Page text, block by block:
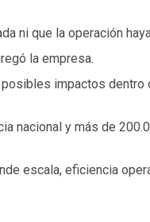
ni que la operación
la empresa.
impactos dentro
nacional y más de
escala, eficiencia